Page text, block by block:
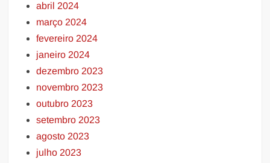
abril 2024
março 2024
fevereiro 2024
janeiro 2024
dezembro 2023
novembro 2023
outubro 2023
setembro 2023
agosto 2023
julho 2023